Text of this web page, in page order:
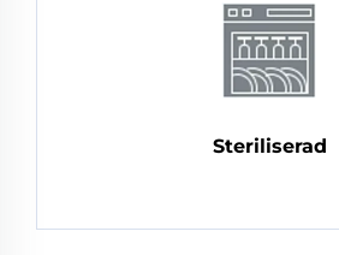
Steriliserad